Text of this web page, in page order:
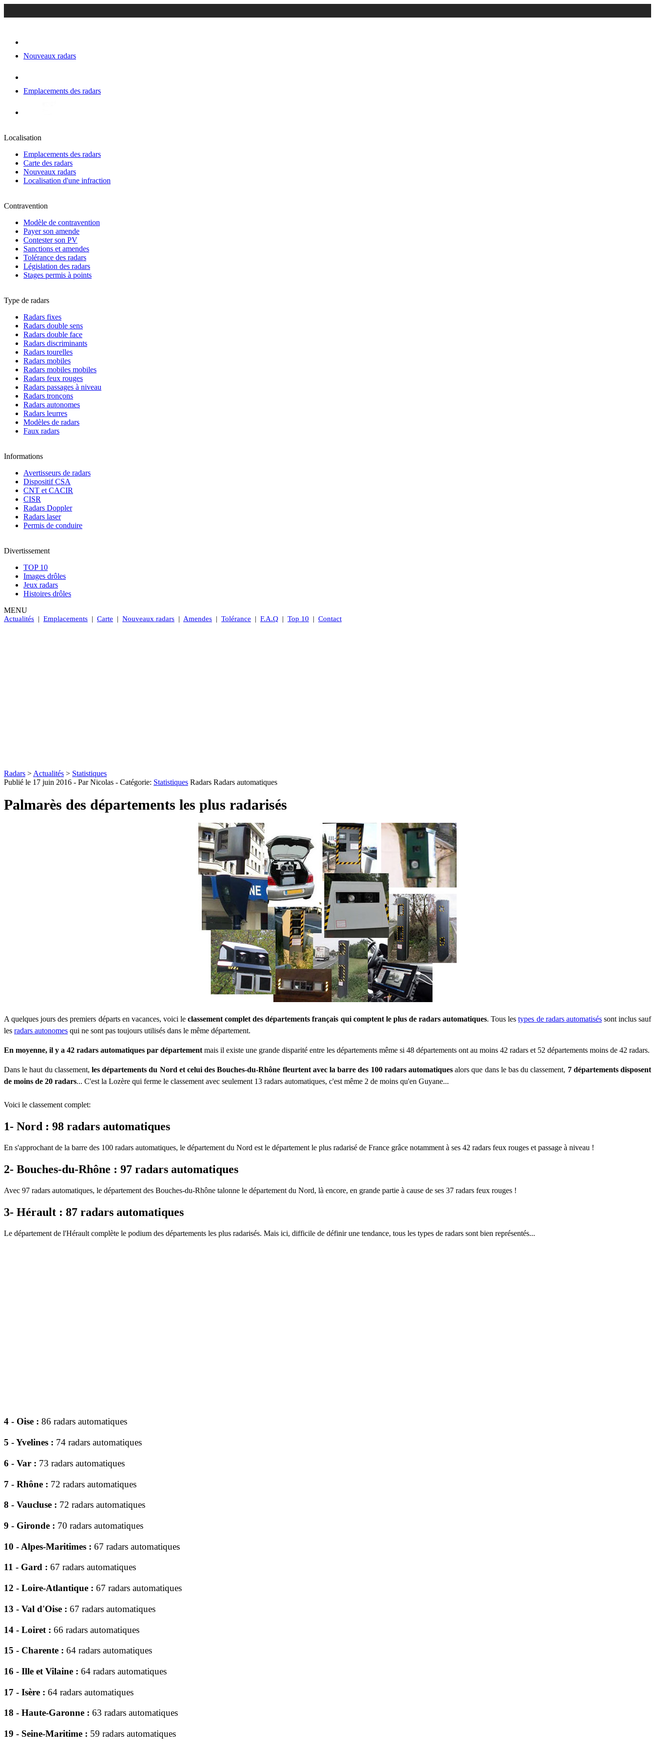
Nouveaux radars
Emplacements des radars
Localisation
Emplacements des radars
Carte des radars
Nouveaux radars
Localisation d'une infraction
Contravention
Modèle de contravention
Payer son amende
Contester son PV
Sanctions et amendes
Tolérance des radars
Législation des radars
Stages permis à points
Type de radars
Radars fixes
Radars double sens
Radars double face
Radars discriminants
Radars tourelles
Radars mobiles
Radars mobiles mobiles
Radars feux rouges
Radars passages à niveau
Radars tronçons
Radars autonomes
Radars leurres
Modèles de radars
Faux radars
Informations
Avertisseurs de radars
Dispositif CSA
CNT et CACIR
CISR
Radars Doppler
Radars laser
Permis de conduire
Divertissement
TOP 10
Images drôles
Jeux radars
Histoires drôles
MENU
Actualités | Emplacements | Carte | Nouveaux radars | Amendes | Tolérance | F.A.Q | Top 10 | Contact
Radars > Actualités > Statistiques
Publié le 17 juin 2016 - Par Nicolas - Catégorie: Statistiques Radars Radars automatiques
Palmarès des départements les plus radarisés
A quelques jours des premiers départs en vacances, voici le classement complet des départements français qui comptent le plus de radars automatiques. Tous lestypes de radars automatiséssont inclus sauf
les radars autonomes qui ne sont pas toujours utilisés dans le même département.
En moyenne, il y a 42 radars automatiques par département mais il existe une grande disparité entre les départements même si 48 départements ont au moins 42 radars et 52 départements moins de 42 radars.
Dans le haut du classement, les départements du Nord et celui des Bouches-du-Rhône fleurtent avec la barre des 100 radars automatiques alors que dans le bas du classement, 7 départements disposent
de moins de 20 radars... C'est la Lozère qui ferme le classement avec seulement 13 radars automatiques, c'est même 2 de moins qu'en Guyane...
Voici le classement complet:
1- Nord : 98 radars automatiques
En s'approchant de la barre des 100 radars automatiques, le département du Nord est le département le plus radarisé de France grâce notamment à ses 42 radars feux rouges et passage à niveau !
2- Bouches-du-Rhône : 97 radars automatiques
Avec 97 radars automatiques, le département des Bouches-du-Rhône talonne le département du Nord, là encore, en grande partie à cause de ses 37 radars feux rouges !
3- Hérault : 87 radars automatiques
Le département de l'Hérault complète le podium des départements les plus radarisés. Mais ici, difficile de définir une tendance, tous les types de radars sont bien représentés...
4 - Oise : 86 radars automatiques
5 - Yvelines : 74 radars automatiques
6 - Var : 73 radars automatiques
7 - Rhône : 72 radars automatiques
8 - Vaucluse : 72 radars automatiques
9 - Gironde : 70 radars automatiques
10 - Alpes-Maritimes : 67 radars automatiques
11 - Gard : 67 radars automatiques
12 - Loire-Atlantique : 67 radars automatiques
13 - Val d'Oise : 67 radars automatiques
14 - Loiret : 66 radars automatiques
15 - Charente : 64 radars automatiques
16 - Ille et Vilaine : 64 radars automatiques
17 - Isère : 64 radars automatiques
18 - Haute-Garonne : 63 radars automatiques
19 - Seine-Maritime : 59 radars automatiques